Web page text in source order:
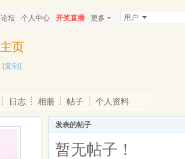
论坛 个人中心 开奖直播 更多 用户
页
[复制]
日志 相册 帖子 个人资料
发表的帖子
暂无帖子！